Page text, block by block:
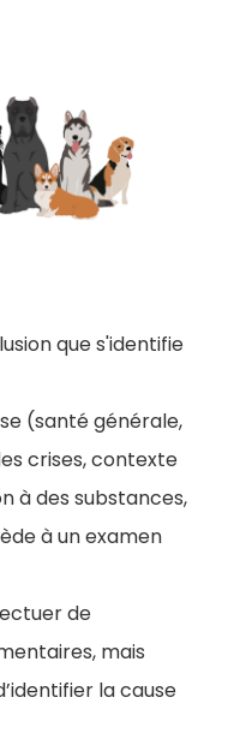
que s'identifie
(santé générale,
crises, contexte
à des substances,
à un examen
de
mais
la cause